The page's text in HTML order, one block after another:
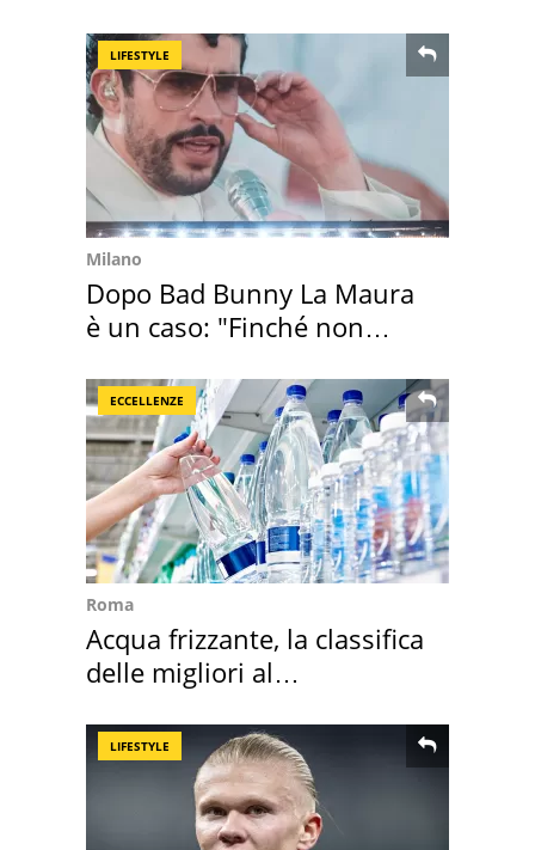
LIFESTYLE
Milano
Dopo Bad Bunny La Maura
è un caso: "Finché non
ECCELLENZE
Roma
Acqua frizzante, la classifica
delle migliori al
LIFESTYLE